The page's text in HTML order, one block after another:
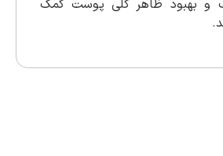
و بهبود ظاهر کلی پوست کمک